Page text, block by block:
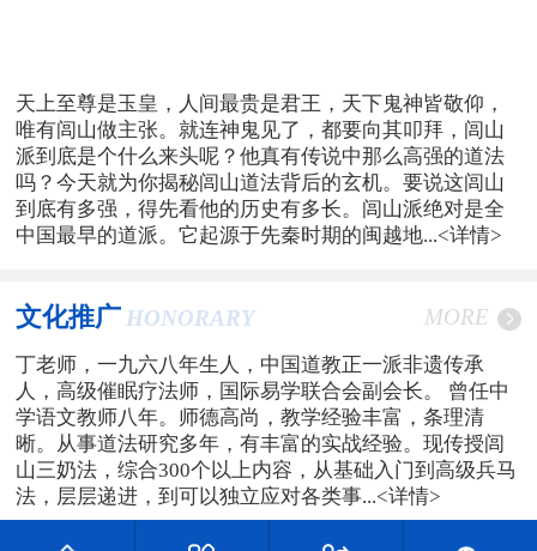
天上至尊是玉皇，人间最贵是君王，天下鬼神皆敬仰，
唯有闾山做主张。就连神鬼见了，都要向其叩拜，闾山
派到底是个什么来头呢？他真有传说中那么高强的道法
吗？今天就为你揭秘闾山道法背后的玄机。要说这闾山
到底有多强，得先看他的历史有多长。闾山派绝对是全
中国最早的道派。它起源于先秦时期的闽越地...<详情>
文化推广 HONORARY MORE
丁老师，一九六八年生人，中国道教正一派非遗传承
人，高级催眠疗法师，国际易学联合会副会长。 曾任中
学语文教师八年。师德高尚，教学经验丰富，条理清
晰。从事道法研究多年，有丰富的实战经验。现传授闾
山三奶法，综合300个以上内容，从基础入门到高级兵马
法，层层递进，到可以独立应对各类事...<详情>